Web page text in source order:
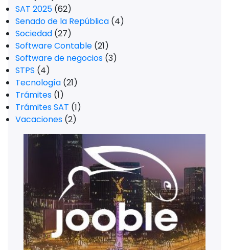
SAT 2025 (62)
Senado de la República (4)
Sociedad (27)
Software Contable (21)
Software de negocios (3)
STPS (4)
Tecnología (21)
Trámites (1)
Trámites SAT (1)
Vacaciones (2)